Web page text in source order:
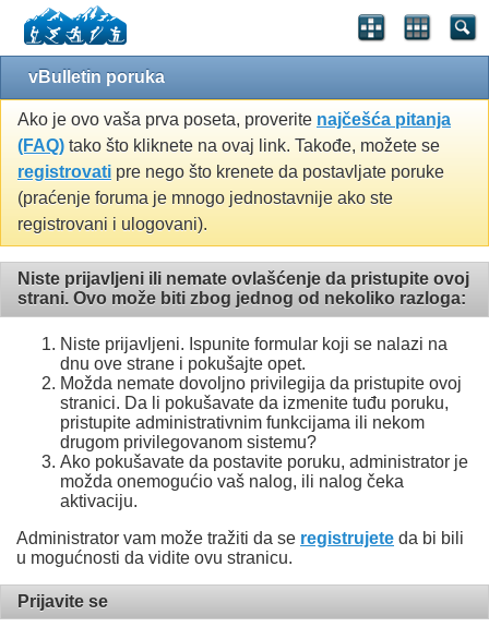
vBulletin poruka
Ako je ovo vaša prva poseta, proverite najčešća pitanja
(FAQ) tako što kliknete na ovaj link. Takođe, možete se
registrovati pre nego što krenete da postavljate poruke
(praćenje foruma je mnogo jednostavnije ako ste
registrovani i ulogovani).
Niste prijavljeni ili nemate ovlašćenje da pristupite ovoj
strani. Ovo može biti zbog jednog od nekoliko razloga:
Niste prijavljeni. Ispunite formular koji se nalazi na
dnu ove strane i pokušajte opet.
Možda nemate dovoljno privilegija da pristupite ovoj
stranici. Da li pokušavate da izmenite tuđu poruku,
pristupite administrativnim funkcijama ili nekom
drugom privilegovanom sistemu?
Ako pokušavate da postavite poruku, administrator je
možda onemogućio vaš nalog, ili nalog čeka
aktivaciju.
Administrator vam može tražiti da se registrujete da bi bili
u mogućnosti da vidite ovu stranicu.
Prijavite se